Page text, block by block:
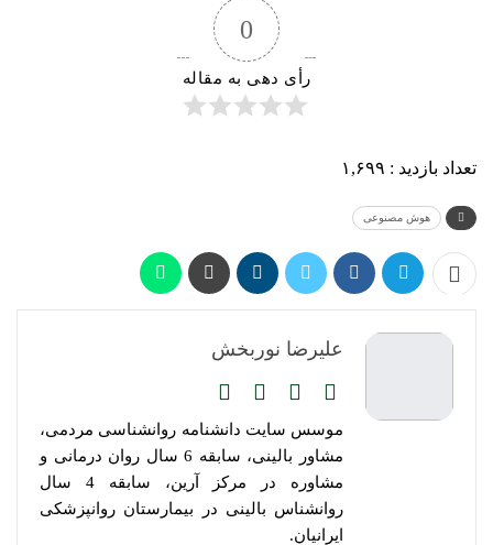
0
رأی دهی به مقاله
تعداد بازدید : ۱,۶۹۹
هوش مصنوعی
علیرضا نوربخش
موسس سایت دانشنامه روانشناسی مردمی،
مشاور بالینی، سابقه 6 سال روان درمانی و
مشاوره در مرکز آرین، سابقه 4 سال
روانشناس بالینی در بیمارستان روانپزشکی
ایرانیان.